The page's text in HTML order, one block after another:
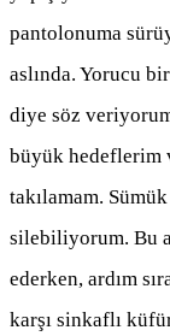
pantolonuma
aslında. Yorucu
diye söz
büyük hedeflerim
takılamam.
silebiliyorum. Bu
ederken, ardım
karşı sinkaflı